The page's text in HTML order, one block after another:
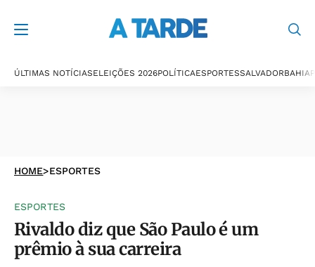
ÚLTIMAS NOTÍCIASELEIÇÕES 2026POLÍTICAESPORTESSALVADORBAHIA
HOME>ESPORTES
ESPORTES
Rivaldo diz que São Paulo é um
prêmio à sua carreira